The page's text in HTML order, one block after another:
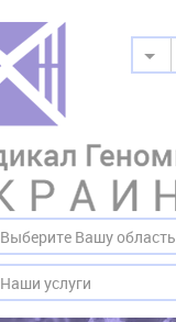
Выберите Вашу область
Наши услуги